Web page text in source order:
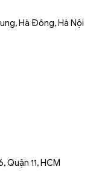
Hà Đông, Hà Nội
Quận 11, HCM